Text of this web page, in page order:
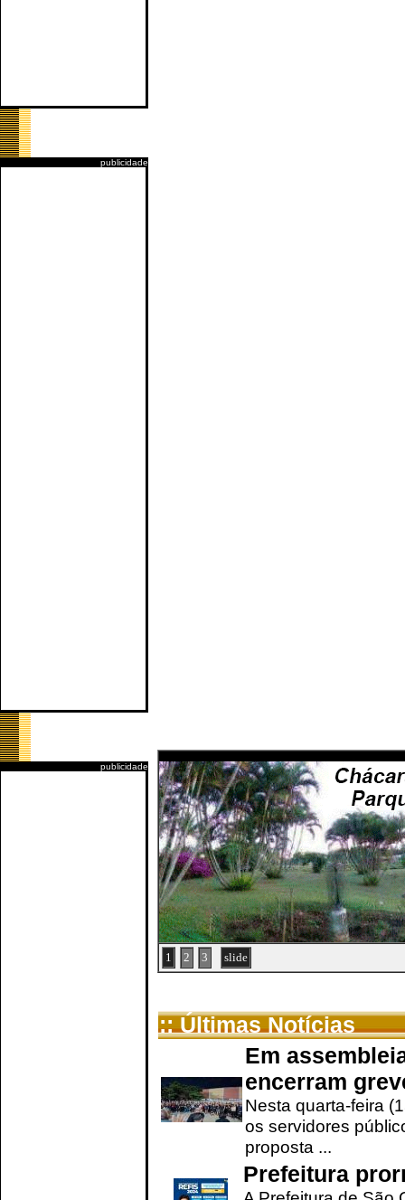
publicidade
publicidade
1 2 3 slide
:: Últimas Notícias
Em
encerram
Nesta quarta-feira
os servidores
proposta ...
Prefeitura